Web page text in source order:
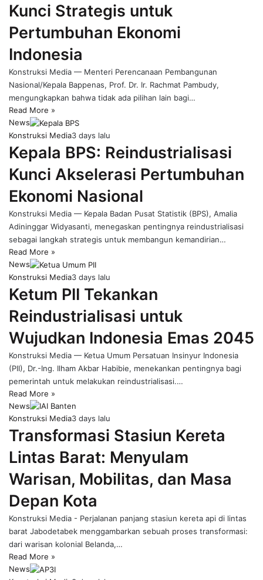
Kunci Strategis untuk
Pertumbuhan Ekonomi
Indonesia
Konstruksi Media — Menteri Perencanaan Pembangunan
Nasional/Kepala Bappenas, Prof. Dr. Ir. Rachmat Pambudy,
mengungkapkan bahwa tidak ada pilihan lain bagi…
Read More »
News
Konstruksi Media3 days lalu
Kepala BPS: Reindustrialisasi
Kunci Akselerasi Pertumbuhan
Ekonomi Nasional
Konstruksi Media — Kepala Badan Pusat Statistik (BPS), Amalia
Adininggar Widyasanti, menegaskan pentingnya reindustrialisasi
sebagai langkah strategis untuk membangun kemandirian…
Read More »
News
Konstruksi Media3 days lalu
Ketum PII Tekankan
Reindustrialisasi untuk
Wujudkan Indonesia Emas 2045
Konstruksi Media — Ketua Umum Persatuan Insinyur Indonesia
(PII), Dr.-Ing. Ilham Akbar Habibie, menekankan pentingnya bagi
pemerintah untuk melakukan reindustrialisasi.…
Read More »
News
Konstruksi Media3 days lalu
Transformasi Stasiun Kereta
Lintas Barat: Menyulam
Warisan, Mobilitas, dan Masa
Depan Kota
Konstruksi Media - Perjalanan panjang stasiun kereta api di lintas
barat Jabodetabek menggambarkan sebuah proses transformasi:
dari warisan kolonial Belanda,…
Read More »
News